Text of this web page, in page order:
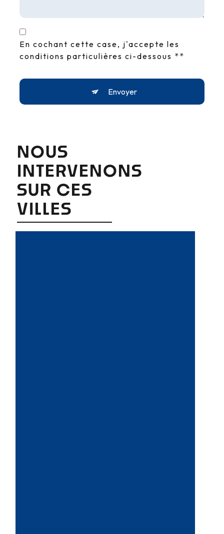
En cochant cette case, j'accepte les
conditions particulières ci-dessous **
Envoyer
NOUS
INTERVENONS
SUR CES
VILLES